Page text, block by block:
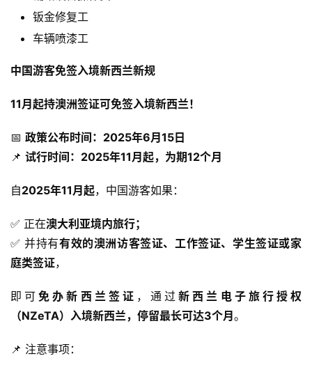
钣金修复工
车辆喷漆工
中国游客免签入境新西兰新规
11月起持澳洲签证可免签入境新西兰！
📅 政策公布时间：2025年6月15日
📌 试行时间：2025年11月起，为期12个月
自2025年11月起，中国游客如果：
✅ 正在澳大利亚境内旅行；
✅ 并持有有效的澳洲访客签证、工作签证、学生签证或家
庭类签证，
即可免办新西兰签证 ，通过新西兰电子旅行授权
（NZeTA）入境新西兰，停留最长可达3个月。
📌 注意事项：